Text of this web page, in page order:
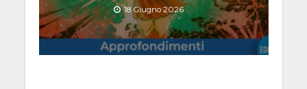
18 Giugno 2026